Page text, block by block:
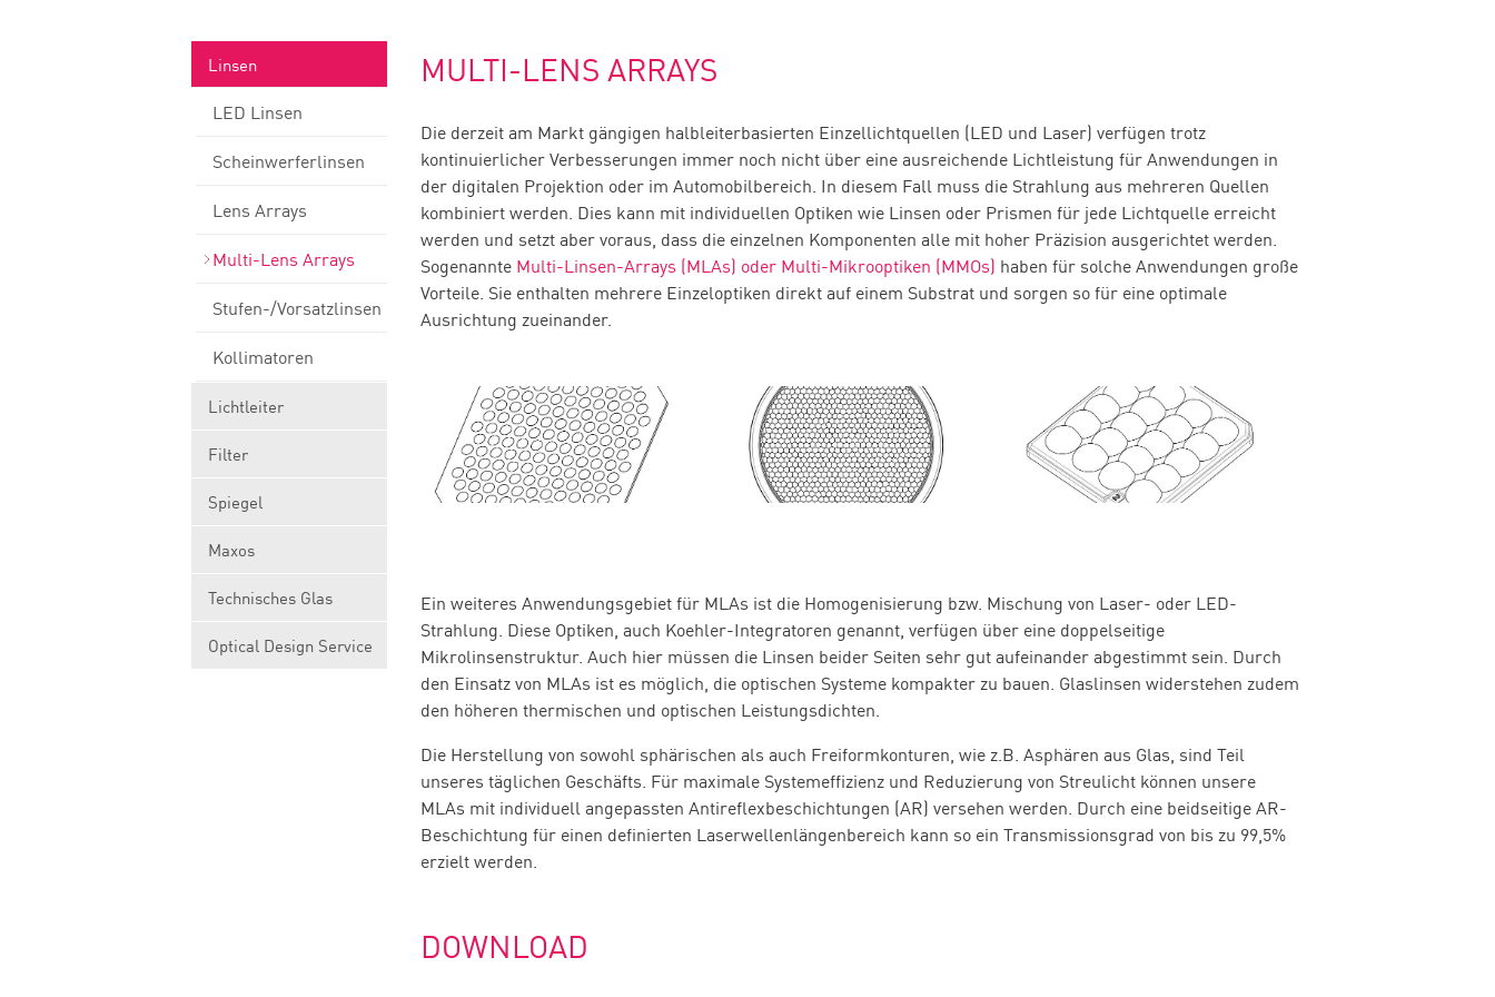
Linsen
LED Linsen
Scheinwerferlinsen
Lens Arrays
Multi-Lens Arrays
Stufen-/Vorsatzlinsen
Kollimatoren
Lichtleiter
Filter
Spiegel
Maxos
Technisches Glas
Optical Design Service
MULTI-LENS ARRAYS
Die derzeit am Markt gängigen halbleiterbasierten Einzellichtquellen (LED und Laser) verfügen trotz
kontinuierlicher Verbesserungen immer noch nicht über eine ausreichende Lichtleistung für Anwendungen in
der digitalen Projektion oder im Automobilbereich. In diesem Fall muss die Strahlung aus mehreren Quellen
kombiniert werden. Dies kann mit individuellen Optiken wie Linsen oder Prismen für jede Lichtquelle erreicht
werden und setzt aber voraus, dass die einzelnen Komponenten alle mit hoher Präzision ausgerichtet werden.
Sogenannte Multi-Linsen-Arrays (MLAs) oder Multi-Mikrooptiken (MMOs) haben für solche Anwendungen große
Vorteile. Sie enthalten mehrere Einzeloptiken direkt auf einem Substrat und sorgen so für eine optimale
Ausrichtung zueinander.
Ein weiteres Anwendungsgebiet für MLAs ist die Homogenisierung bzw. Mischung von Laser- oder LED-
Strahlung. Diese Optiken, auch Koehler-Integratoren genannt, verfügen über eine doppelseitige
Mikrolinsenstruktur. Auch hier müssen die Linsen beider Seiten sehr gut aufeinander abgestimmt sein. Durch
den Einsatz von MLAs ist es möglich, die optischen Systeme kompakter zu bauen. Glaslinsen widerstehen zudem
den höheren thermischen und optischen Leistungsdichten.
Die Herstellung von sowohl sphärischen als auch Freiformkonturen, wie z.B. Asphären aus Glas, sind Teil
unseres täglichen Geschäfts. Für maximale Systemeffizienz und Reduzierung von Streulicht können unsere
MLAs mit individuell angepassten Antireflexbeschichtungen (AR) versehen werden. Durch eine beidseitige AR-
Beschichtung für einen definierten Laserwellenlängenbereich kann so ein Transmissionsgrad von bis zu 99,5%
erzielt werden.
DOWNLOAD